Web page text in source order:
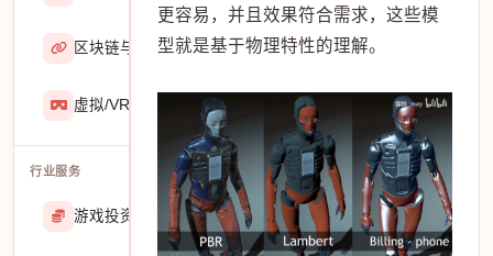
区块链与游戏467
虚拟/VR/AR
行业服务
游戏投资交易 25889
更容易，并且效果符合需求，这些模
型就是基于物理特性的理解。